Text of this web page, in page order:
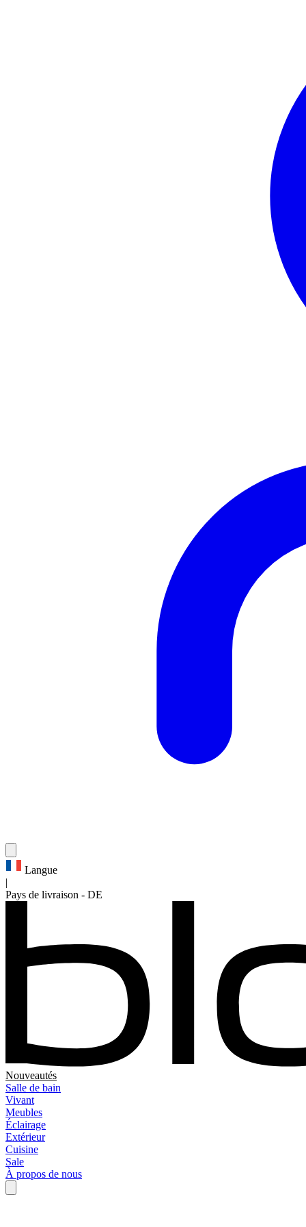
Langue
Pays de livraison - DE
Nouveautés
Salle de bain
Vivant
Meubles
Éclairage
Extérieur
Cuisine
Sale
À propos de nous